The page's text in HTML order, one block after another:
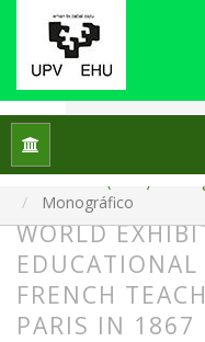
Inicio
Núm. 34 (2025):
Monográfico
WORLD
FRENCH
PARIS IN 1867